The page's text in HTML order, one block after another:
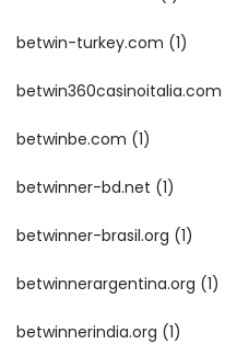
betwin-turkey.com (1)
betwin360casinoitalia.com
betwinbe.com (1)
betwinner-bd.net (1)
betwinner-brasil.org (1)
betwinnerargentina.org (1)
betwinnerindia.org (1)